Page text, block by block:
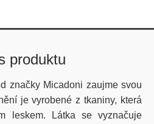
produktu
značky Micadoni zaujme svou
je vyrobené z tkaniny, která
leskem. Látka se vyznačuje